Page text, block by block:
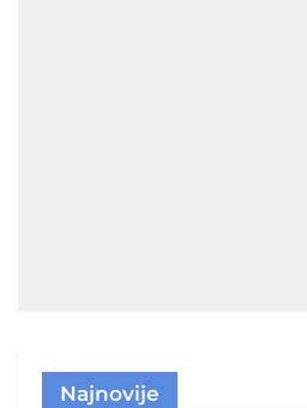
Najnovije